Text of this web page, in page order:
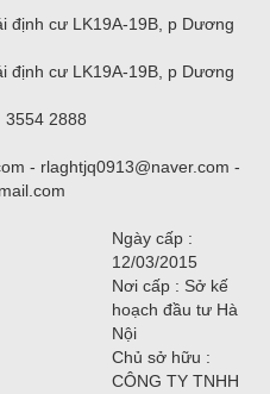
định cư LK19A-19B, p Dương
định cư LK19A-19B, p Dương
3554 2888
- rlaghtjq0913@naver.com -
Ngày cấp :
12/03/2015
Nơi cấp : Sở kế
hoạch đầu tư Hà
Nội
Chủ sở hữu :
CÔNG TY TNHH